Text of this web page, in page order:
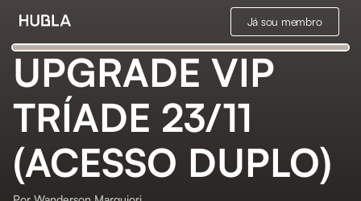
Já sou membro
UPGRADE VIP
TRÍADE 23/11
(ACESSO DUPLO)